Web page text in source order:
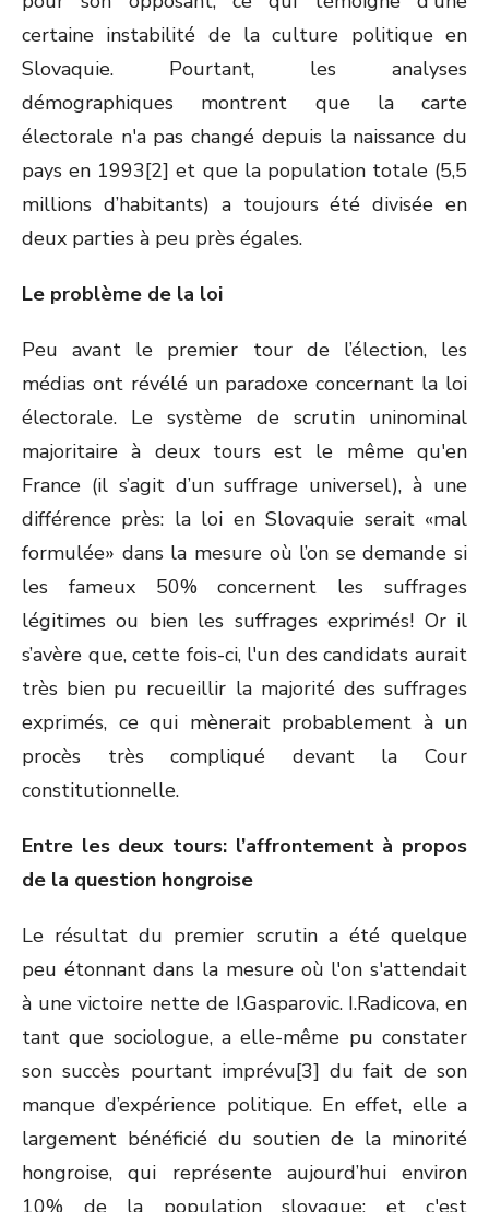
certaine instabilité de la culture politique en
Slovaquie. Pourtant, les analyses
démographiques montrent que la carte
électorale n'a pas changé depuis la naissance du
pays en 1993[2] et que la population totale (5,5
millions d’habitants) a toujours été divisée en
deux parties à peu près égales.
Le problème de la loi
Peu avant le premier tour de l’élection, les
médias ont révélé un paradoxe concernant la loi
électorale. Le système de scrutin uninominal
majoritaire à deux tours est le même qu'en
France (il s’agit d’un suffrage universel), à une
différence près: la loi en Slovaquie serait «mal
formulée» dans la mesure où l’on se demande si
les fameux 50% concernent les suffrages
légitimes ou bien les suffrages exprimés! Or il
s’avère que, cette fois-ci, l'un des candidats aurait
très bien pu recueillir la majorité des suffrages
exprimés, ce qui mènerait probablement à un
procès très compliqué devant la Cour
constitutionnelle.
Entre les deux tours: l’affrontement à propos
de la question hongroise
Le résultat du premier scrutin a été quelque
peu étonnant dans la mesure où l'on s'attendait
à une victoire nette de I.Gasparovic. I.Radicova, en
tant que sociologue, a elle-même pu constater
son succès pourtant imprévu[3] du fait de son
manque d’expérience politique. En effet, elle a
largement bénéficié du soutien de la minorité
hongroise, qui représente aujourd’hui environ
10% de la population slovaque; et c'est